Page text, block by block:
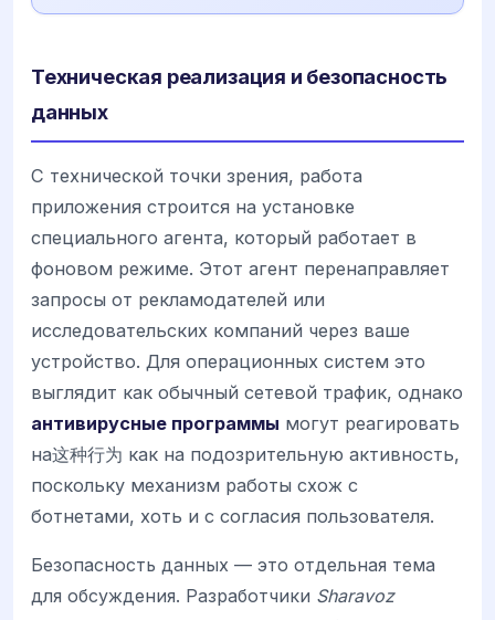
Техническая реализация и безопасность
данных
С технической точки зрения, работа
приложения строится на установке
специального агента, который работает в
фоновом режиме. Этот агент перенаправляет
запросы от рекламодателей или
исследовательских компаний через ваше
устройство. Для операционных систем это
выглядит как обычный сетевой трафик, однако
антивирусные программы могут реагировать
на这种行为 как на подозрительную активность,
поскольку механизм работы схож с
ботнетами, хоть и с согласия пользователя.
Безопасность данных — это отдельная тема
для обсуждения. Разработчики Sharavoz